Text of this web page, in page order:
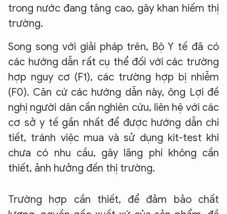
trong nước đang tăng cao, gây khan hiếm thị
trường.
Song song với giải pháp trên, Bộ Y tế đã có
các hướng dẫn rất cụ thể đối với các trường
hợp nguy cơ (F1), các trường hợp bị nhiễm
(F0). Căn cứ các hướng dẫn này, ông Lợi đề
nghị người dân cần nghiên cứu, liên hệ với các
cơ sở y tế gần nhất để được hướng dẫn chi
tiết, tránh việc mua và sử dụng kit-test khi
chưa có nhu cầu, gây lãng phí không cần
thiết, ảnh hưởng đến thị trường.
Trường hợp cần thiết, để đảm bảo chất